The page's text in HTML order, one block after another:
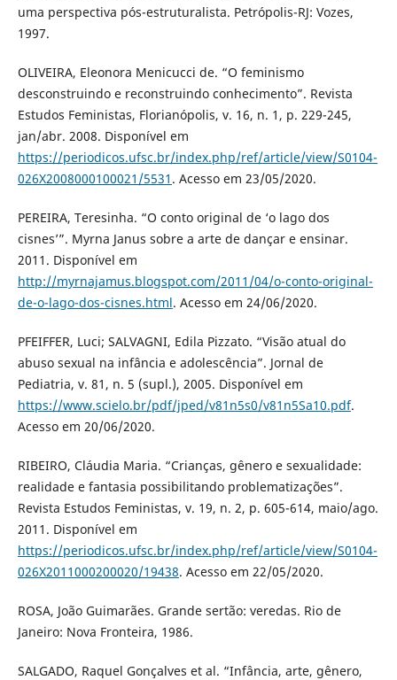
uma perspectiva pós-estruturalista. Petrópolis-RJ: Vozes,
1997.
OLIVEIRA, Eleonora Menicucci de. “O feminismo
desconstruindo e reconstruindo conhecimento”. Revista
Estudos Feministas, Florianópolis, v. 16, n. 1, p. 229-245,
jan/abr. 2008. Disponível em
https://periodicos.ufsc.br/index.php/ref/article/view/S0104-
026X2008000100021/5531 . Acesso em 23/05/2020.
PEREIRA, Teresinha. “O conto original de ‘o lago dos
cisnes’”. Myrna Janus sobre a arte de dançar e ensinar.
2011. Disponível em
http://myrnajamus.blogspot.com/2011/04/o-conto-original-
de-o-lago-dos-cisnes.html. Acesso em 24/06/2020.
PFEIFFER, Luci; SALVAGNI, Edila Pizzato. “Visão atual do
abuso sexual na infância e adolescência”. Jornal de
Pediatria, v. 81, n. 5 (supl.), 2005. Disponível em
https://www.scielo.br/pdf/jped/v81n5s0/v81n5Sa10.pdf.
Acesso em 20/06/2020.
RIBEIRO, Cláudia Maria. “Crianças, gênero e sexualidade:
realidade e fantasia possibilitando problematizações”.
Revista Estudos Feministas, v. 19, n. 2, p. 605-614, maio/ago.
2011. Disponível em
https://periodicos.ufsc.br/index.php/ref/article/view/S0104-
026X2011000200020/19438. Acesso em 22/05/2020.
ROSA, João Guimarães. Grande sertão: veredas. Rio de
Janeiro: Nova Fronteira, 1986.
SALGADO, Raquel Gonçalves et al. “Infância, arte, gênero,